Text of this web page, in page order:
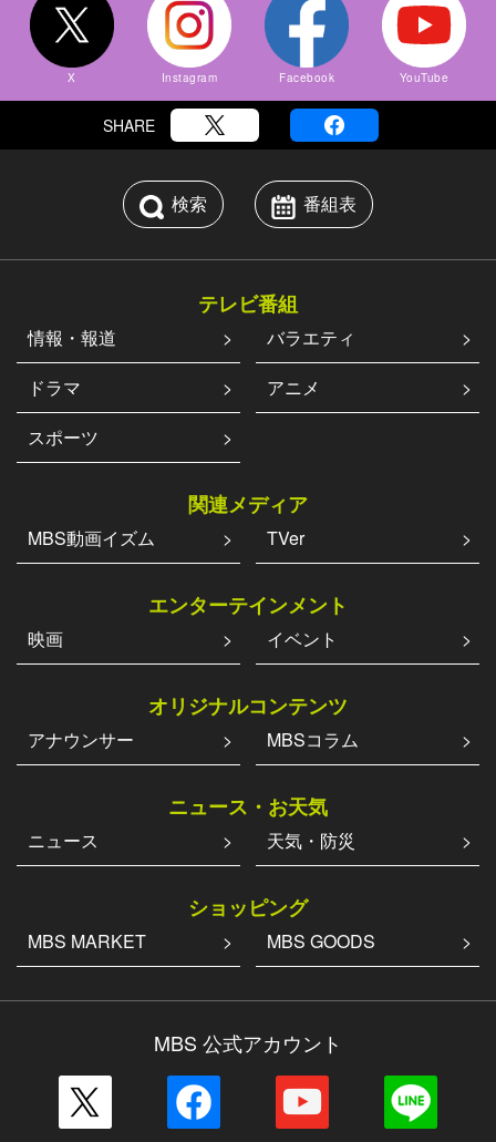
X Instagram Facebook YouTube
SHARE
検索 番組表
テレビ番組
情報・報道
バラエティ
ドラマ
アニメ
スポーツ
関連メディア
MBS動画イズム TVer
エンターテインメント
映画 イベント
オリジナルコンテンツ
アナウンサー MBSコラム
ニュース・お天気
ニュース 天気・防災
ショッピング
MBS MARKET MBS GOODS
MBS 公式アカウント